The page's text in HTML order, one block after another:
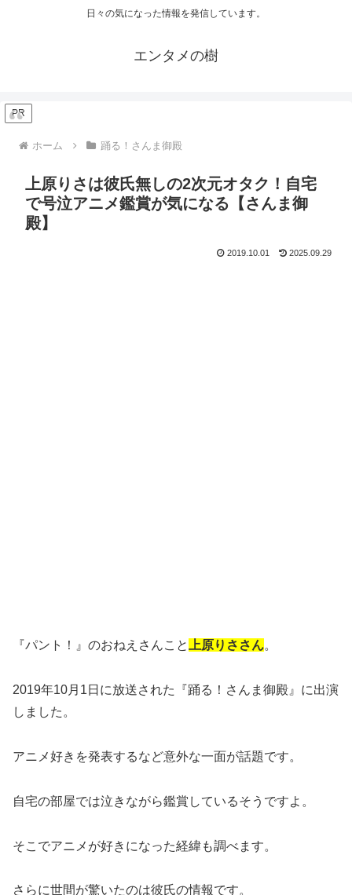
日々の気になった情報を発信しています。
エンタメの樹
PR
ホーム 踊る！さんま御殿
上原りさは彼氏無しの2次元オタク！自宅
で号泣アニメ鑑賞が気になる【さんま御
殿】
2019.10.01 2025.09.29
『パント！』のおねえさんこと 上原りささん。
2019年10月1日に放送された『踊る！さんま御殿』に出演
しました。
アニメ好きを発表するなど意外な一面が話題です。
自宅の部屋では泣きながら鑑賞しているそうですよ。
そこでアニメが好きになった経緯も調べます。
さらに世間が驚いたのは彼氏の情報です。